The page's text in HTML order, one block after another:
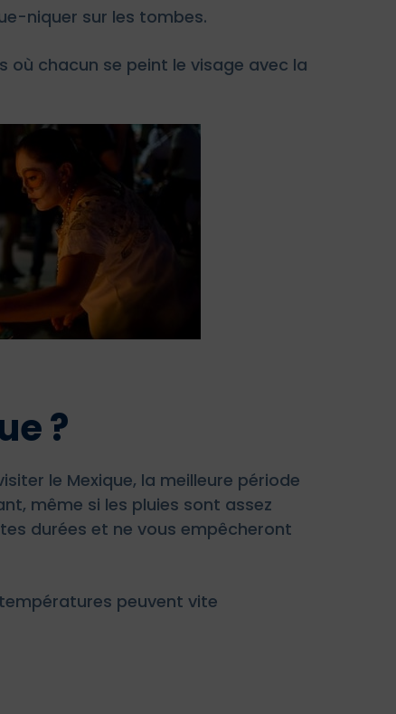
niquer sur les tombes.
où chacun se peint le visage avec la
?
le Mexique, la meilleure période
même si les pluies sont assez
durées et ne vous empêcheront
peuvent vite